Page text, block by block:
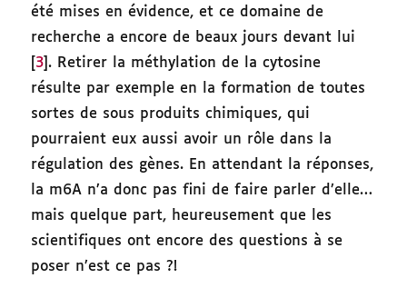
été mises en évidence, et ce domaine de
recherche a encore de beaux jours devant lui
3 ]. Retirer la méthylation de la cytosine
résulte par exemple en la formation de toutes
sortes de sous produits chimiques, qui
pourraient eux aussi avoir un rôle dans la
régulation des gènes. En attendant la réponses,
la m6A n’a donc pas fini de faire parler d’elle…
mais quelque part, heureusement que les
scientifiques ont encore des questions à se
poser n’est ce pas ?!